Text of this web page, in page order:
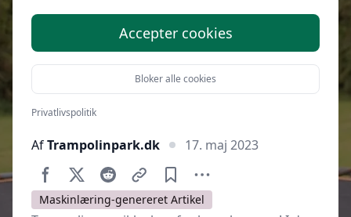
AfTrampolinpark.dk 17. maj 2023
Maskinlæring-genereret Artikel
Accepter cookies
Bloker alle cookies
Privatlivspolitik